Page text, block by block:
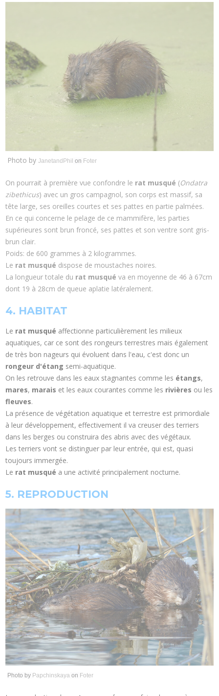
Photo byJanetandPhil on Foter
On pourrait à première vue confondre le rat musqué (Ondatra
zibethicus) avec un gros campagnol, son corps est massif, sa
tête large, ses oreilles courtes et ses pattes en partie palmées.
En ce qui concerne le pelage de ce mammifère, les parties
supérieures sont brun froncé, ses pattes et son ventre sont gris-
brun clair.
Poids: de 600 grammes à 2 kilogrammes.
Le rat musqué dispose de moustaches noires.
La longueur totale du rat musqué va en moyenne de 46 à 67cm
dont 19 à 28cm de queue aplatie latéralement.
4. HABITAT
Le rat musqué affectionne particulièrement les milieux
aquatiques, car ce sont des rongeurs terrestres mais également
de très bon nageurs qui évoluent dans l'eau, c'est donc un
rongeur d'étang semi-aquatique.
On les retrouve dans les eaux stagnantes comme les étangs,
mares, marais et les eaux courantes comme les rivières ou les
fleuves.
La présence de végétation aquatique et terrestre est primordiale
à leur développement, effectivement il va creuser des terriers
dans les berges ou construira des abris avec des végétaux.
Les terriers vont se distinguer par leur entrée, qui est, quasi
toujours immergée.
Le rat musqué a une activité principalement nocturne.
5. REPRODUCTION
Photo by Papchinskaya on Foter